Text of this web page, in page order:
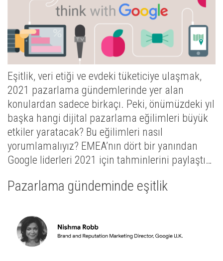
Eşitlik, veri etiği ve evdeki tüketiciye ulaşmak,
2021 pazarlama gündemlerinde yer alan
konulardan sadece birkaçı. Peki, önümüzdeki yıl
başka hangi dijital pazarlama eğilimleri büyük
etkiler yaratacak? Bu eğilimleri nasıl
yorumlamalıyız? EMEA’nın dört bir yanından
Google liderleri 2021 için tahminlerini paylaştı…
Pazarlama gündeminde eşitlik